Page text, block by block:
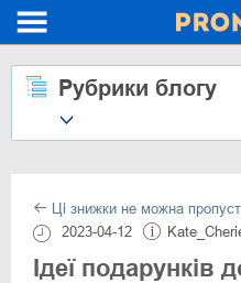
Рубрики блогу
Ці знижки не можна
2023-04-12
Ідеї подарунків